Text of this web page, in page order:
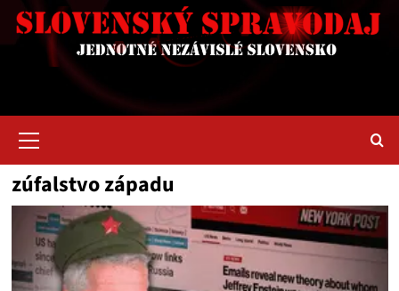
Menu
zúfalstvo západu